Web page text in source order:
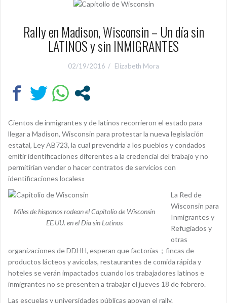
Rally en Madison, Wisconsin – Un día sin
LATINOS y sin INMIGRANTES
02/19/2016 Elizabeth Mora
Cientos de inmigrantes y de latinos recorrieron el estado para
llegar a Madison, Wisconsin para protestar la nueva legislación
estatal, Ley AB723, la cual prevendría a los pueblos y condados
emitir identificaciones diferentes a la credencial del trabajo y no
permitirían vender o hacer contratos de servicios con
identificaciones locales»
Miles de hispanos rodean el Capitolio de Wisconsin
EE.UU. en el Día sin Latinos
La Red de
Wisconsin para
Inmigrantes y
Refugiados y
otras
organizaciones de DDHH, esperan que factorías ； fincas de
productos lácteos y avícolas, restaurantes de comida rápida y
hoteles se verán impactados cuando los trabajadores latinos e
inmigrantes no se presenten a trabajar el jueves 18 de febrero.
Las escuelas y universidades públicas apoyan el rally.